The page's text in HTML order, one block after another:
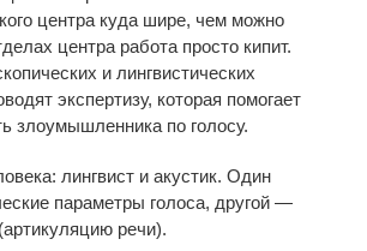
центра куда шире, чем можно
центра работа просто кипит.
и лингвистических
экспертизу, которая помогает
злоумышленника по голосу.
лингвист и акустик. Один
параметры голоса, другой —
речи).